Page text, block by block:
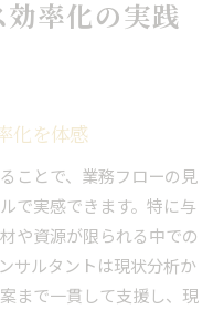
率化の実践
化を体感
ことで、業務フローの見
で実感できます。特に与
や資源が限られる中での
サルタントは現状分析か
まで一貫して支援し、現